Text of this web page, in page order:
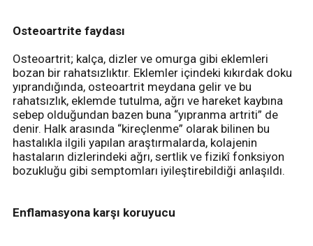
Osteoartrite faydası
Osteoartrit; kalça, dizler ve omurga gibi eklemleri
bozan bir rahatsızlıktır. Eklemler içindeki kıkırdak doku
yıprandığında, osteoartrit meydana gelir ve bu
rahatsızlık, eklemde tutulma, ağrı ve hareket kaybına
sebep olduğundan bazen buna “yıpranma artriti” de
denir. Halk arasında “kireçlenme” olarak bilinen bu
hastalıkla ilgili yapılan araştırmalarda, kolajenin
hastaların dizlerindeki ağrı, sertlik ve fizikî fonksiyon
bozukluğu gibi semptomları iyileştirebildiği anlaşıldı.
Enflamasyona karşı koruyucu